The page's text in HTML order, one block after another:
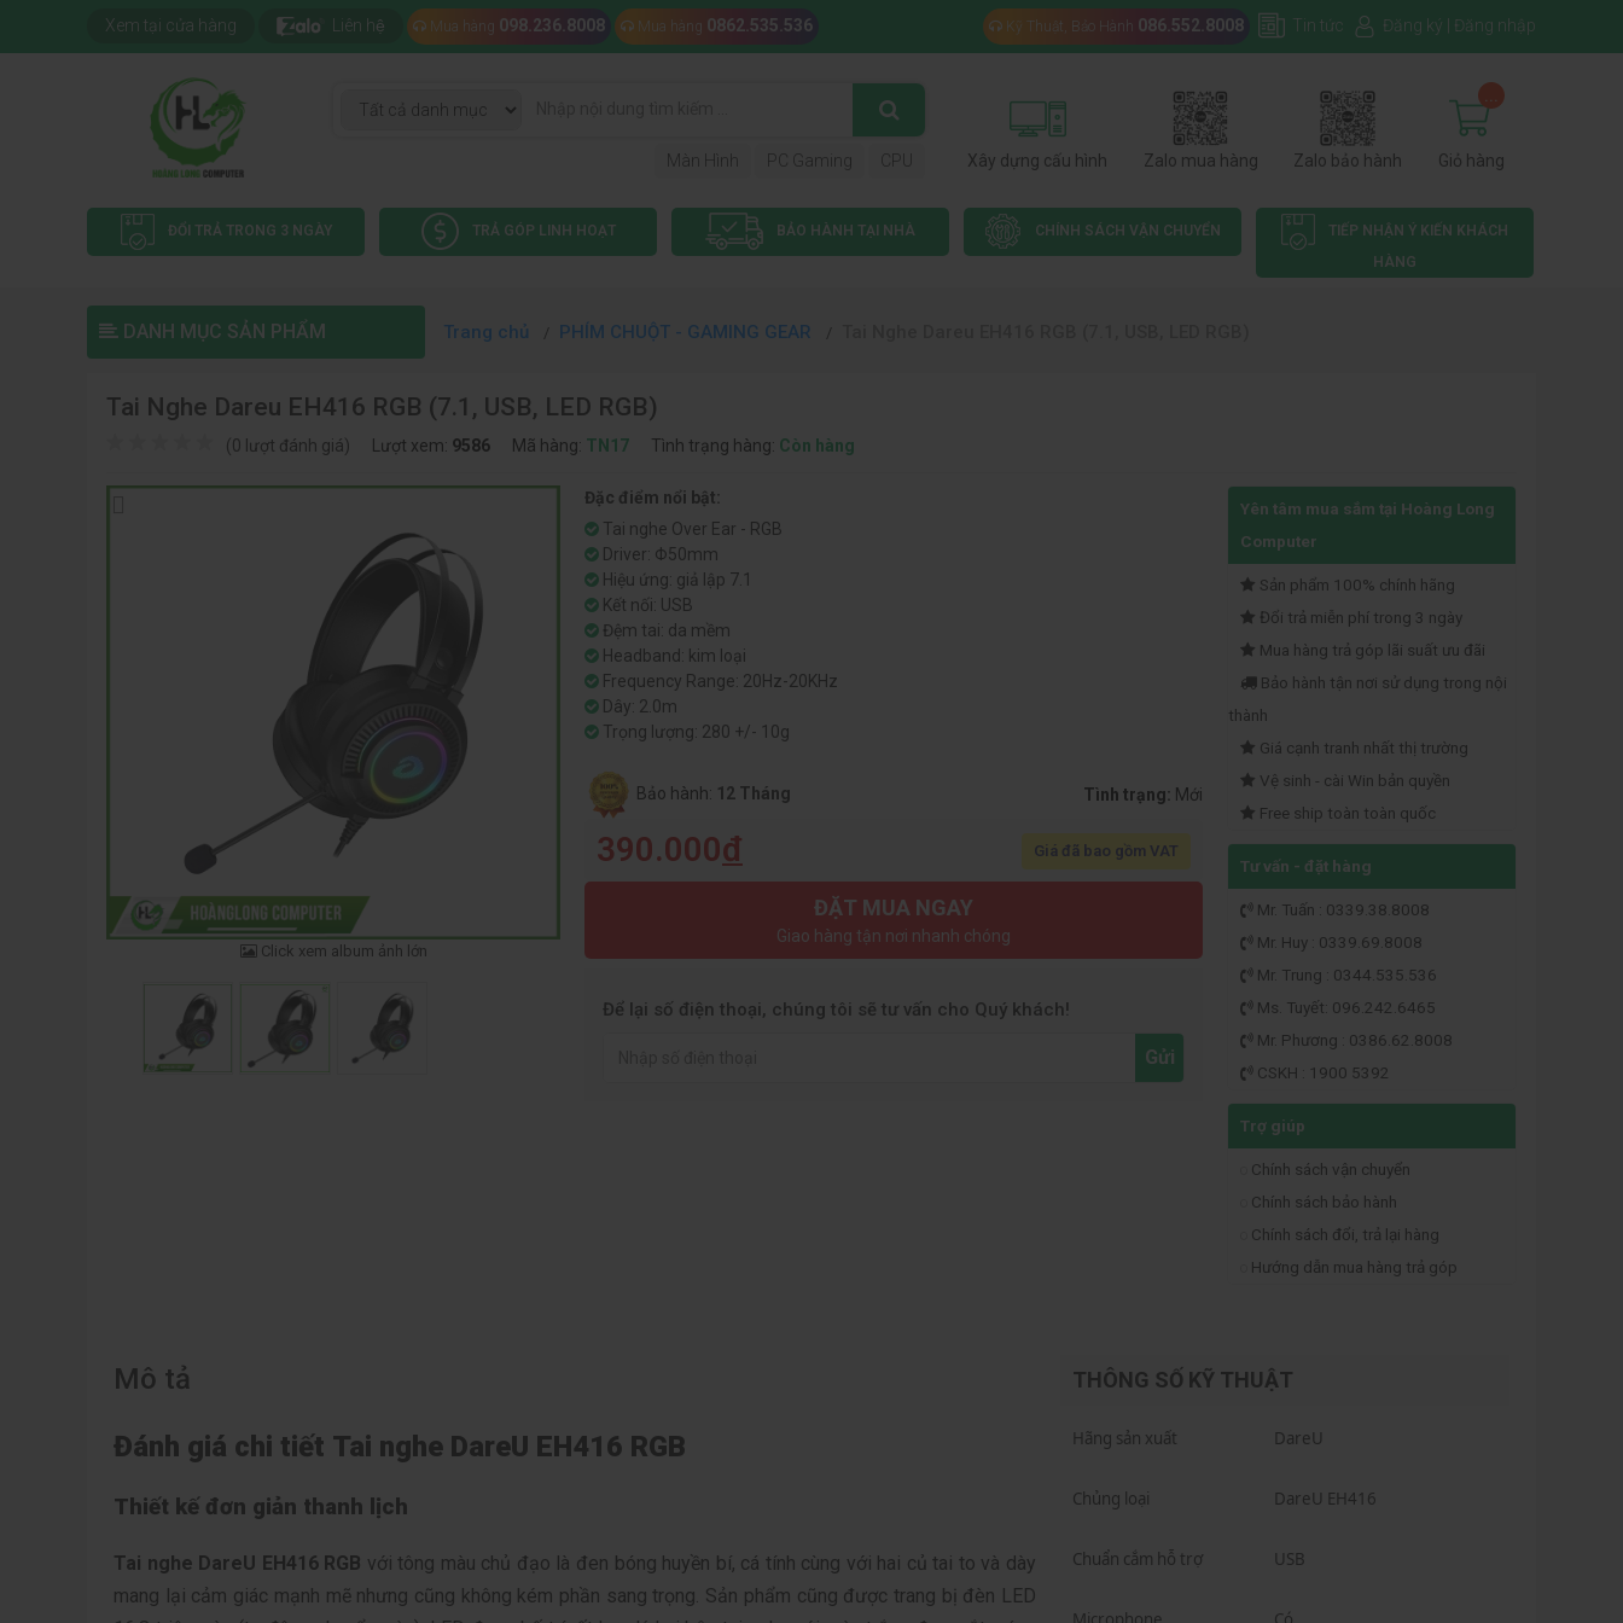
Xem tại cửa hàng Liên hệ Mua hàng 098.236.8008 Mua hàng 0862.535.536 Kỹ Thuật, Bảo Hành 086.552.8008 Tin tức Đăng ký Đăng nhập
Màn Hình PC Gaming CPU Xây dựng cấu hình Zalo mua hàng Zalo bảo hành Giỏ hàng
ĐỔI TRẢ TRONG 3 NGÀY TRẢ GÓP LINH HOẠT BẢO HÀNH TẠI NHÀ CHÍNH SÁCH VẬN CHUYỂN
TIẾP NHẬN Ý KIẾN KHÁCH
HÀNG
DANH MỤC SẢN PHẨM Trang chủ PHÍM CHUỘT - GAMING GEAR
Tai Nghe Dareu EH416 RGB (7.1, USB, LED RGB)
(0 lượt đánh giá) Lượt xem: 9586 Mã hàng: TN17 Tình trạng hàng: Còn hàng
Click xem album ảnh lớn
Yên tâm mua sắm tại Hoàng Long
Computer
Sản phẩm 100% chính hãng
Đổi trả miễn phí trong 3 ngày
Mua hàng trả góp lãi suất ưu đãi
Bảo hành tận nơi sử dụng trong nội
thành
Giá cạnh tranh nhất thị trường
Vệ sinh - cài Win bản quyền
Free ship toàn toàn quốc
Tư vấn - đặt hàng
Mr. Tuấn : 0339.38.8008
Mr. Huy : 0339.69.8008
Mr. Trung : 0344.535.536
Ms. Tuyết: 096.242.6465
Mr. Phương : 0386.62.8008
CSKH : 1900 5392
Trợ giúp
Chính sách vận chuyển
Chính sách bảo hành
Chính sách đổi, trả lại hàng
Hướng dẫn mua hàng trả góp
Đặc điểm nổi bật:
Tai nghe Over Ear - RGB
Driver: Φ50mm
Hiệu ứng: giả lập 7.1
Kết nối: USB
Đệm tai: da mềm
Headband: kim loại
Frequency Range: 20Hz-20KHz
Dây: 2.0m
Trọng lượng: 280 +/- 10g
Bảo hành: 12 Tháng Tình trạng: Mới
390.000đ Giá đã bao gồm VAT
ĐẶT MUA NGAY
Giao hàng tận nơi nhanh chóng
Để lại số điện thoại, chúng tôi sẽ tư vấn cho Quý khách!
Gửi
Mô tả
Đánh giá chi tiết Tai nghe DareU EH416 RGB
Thiết kế đơn giản thanh lịch
Tai nghe DareU EH416 RGB với tông màu chủ đạo là đen bóng huyền bí, cá tính cùng với hai củ tai to và dày
mang lại cảm giác mạnh mẽ nhưng cũng không kém phần sang trọng. Sản phẩm cũng được trang bị đèn LED
THÔNG SỐ KỸ THUẬT
Hãng sản xuất DareU
Chủng loại DareU EH416
Chuẩn cắm hỗ trợ USB